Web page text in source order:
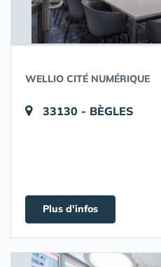
WELLIO CITÉ NUMÉRIQUE
33130 - BÈGLES
Plus d'infos